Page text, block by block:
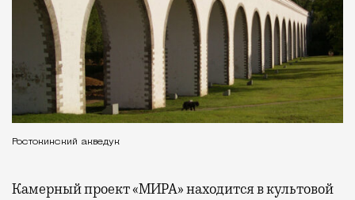
Ростокинский акведук
Камерный проект «МИРА» находится в культовой